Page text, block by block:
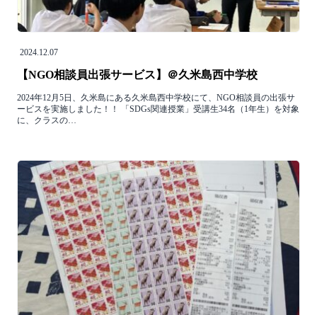
2024.12.07
【NGO相談員出張サービス】＠久米島西中学校
2024年12月5日、久米島にある久米島西中学校にて、NGO相談員の出張サ
ービスを実施しました！！ 「SDGs関連授業」受講⽣34名（1年生）を対象
に、クラスの…